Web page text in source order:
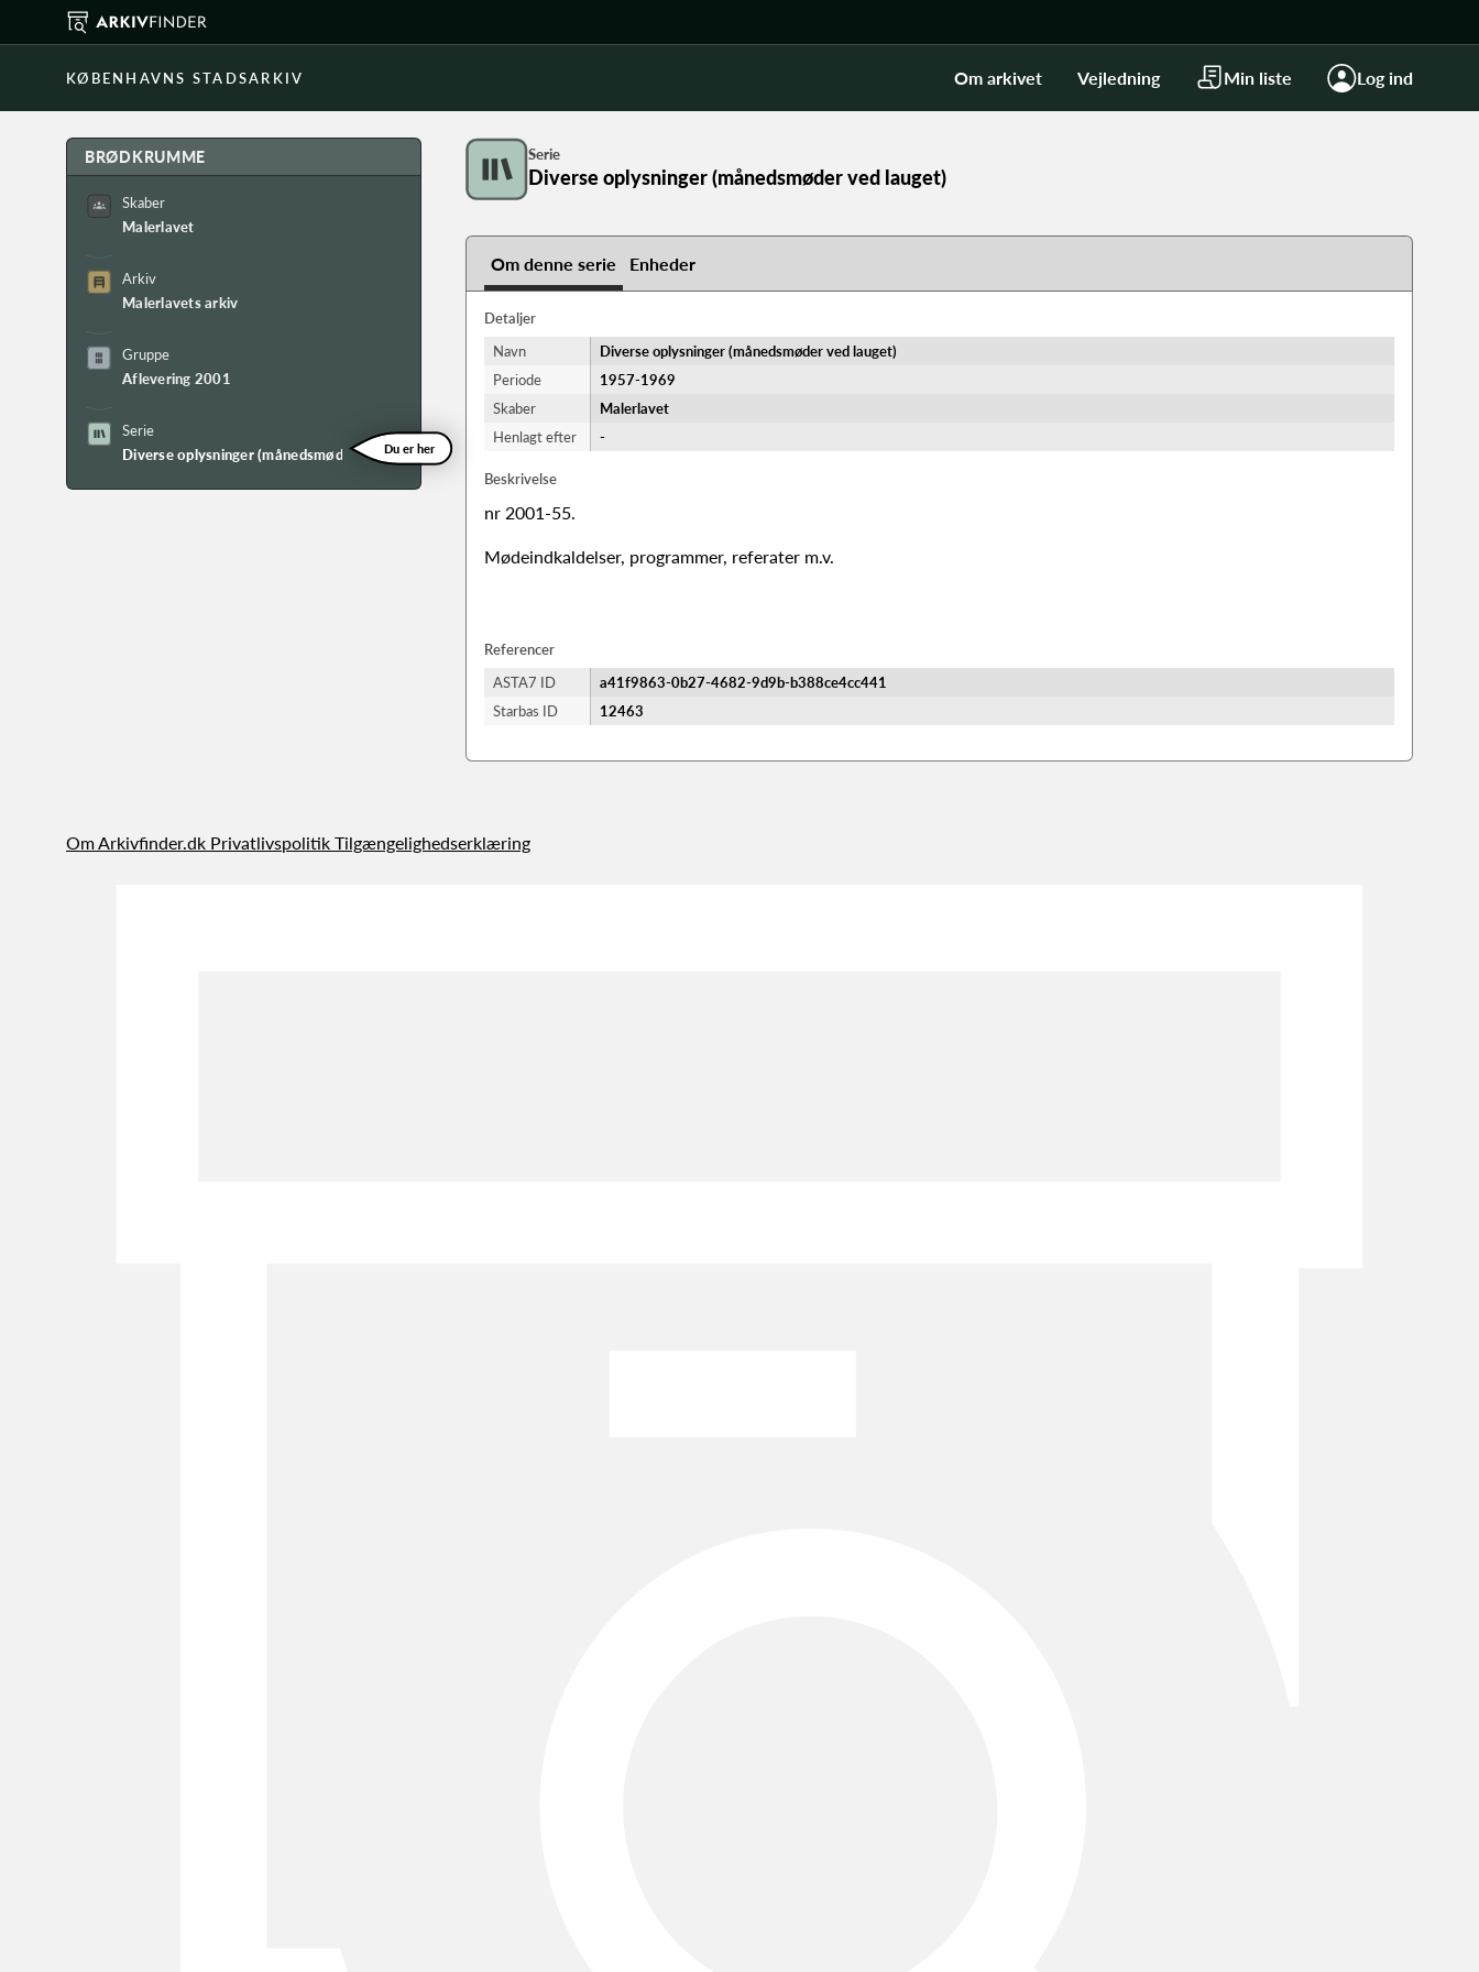
KØBENHAVNS STADSARKIV Om arkivet Vejledning Min liste Log ind
BRØDKRUMME
Skaber
Malerlavet
Arkiv
Malerlavets arkiv
Gruppe
Aflevering 2001
Serie
Diverse oplysninger (månedsmøder ved lauget)
Du er her
Serie
Diverse oplysninger (månedsmøder ved lauget)
Om denne serie Enheder
Detaljer
Navn
Diverse oplysninger (månedsmøder ved lauget)
Periode
1957-​1969
Skaber
Malerlavet
Henlagt efter
-
Beskrivelse
nr 2001-55.
Mødeindkaldelser, programmer, referater m.v.
Referencer
ASTA7 ID
a41f9863-0b27-4682-9d9b-b388ce4cc441
Starbas ID
12463
Om Arkivfinder.dk Privatlivspolitik Tilgængelighedserklæring